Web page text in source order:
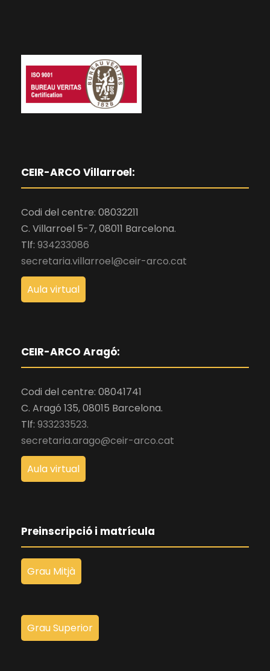
CEIR-ARCO Villarroel:
Codi del centre: 08032211
C. Villarroel 5-7, 08011 Barcelona.
Tlf: 934233086
secretaria.villarroel@ceir-arco.cat
Aula virtual
CEIR-ARCO Aragó:
Codi del centre: 08041741
C. Aragó 135, 08015 Barcelona.
Tlf: 933233523.
secretaria.arago@ceir-arco.cat
Aula virtual
Preinscripció i matrícula
Grau Mitjà
Grau Superior